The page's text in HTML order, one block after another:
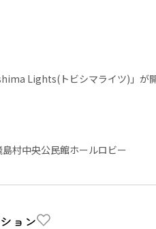
Lights(トビシマライツ)」が
村中央公民館ホールロビー
ョン